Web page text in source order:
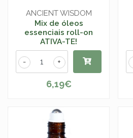
ANCIENT WISDOM
Mix de óleos
essenciais roll-on
ATIVA-TE!
+
-
6,19€